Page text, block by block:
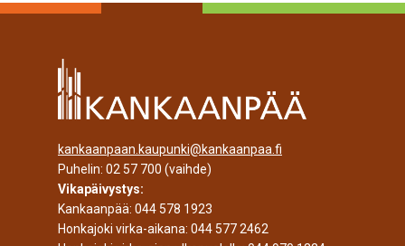
kankaanpaan.kaupunki@kankaanpaa.fi
Puhelin: 02 57 700 (vaihde)
Vikapäivystys:
Kankaanpää: 044 578 1923
Honkajoki virka-aikana: 044 577 2462